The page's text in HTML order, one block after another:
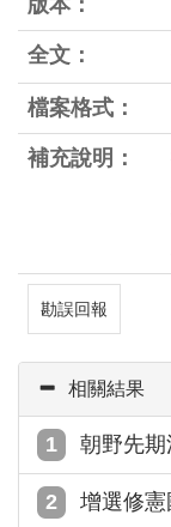
版本：
全文：
檔案格式：
補充說明：
勘誤回報
相關結果
朝野先
增選修